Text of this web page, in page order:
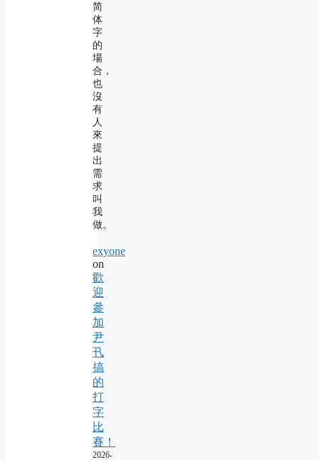
简
体
字
的
場
合，
也
沒
有
人
來
提
出
需
求
叫
我
做。
exyone
on
歡
迎
參
加
尹
卂
搞
的
打
字
比
賽！
2026-